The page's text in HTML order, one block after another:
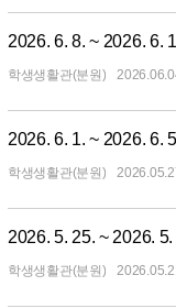
2026. 6. 8. ~ 2026. 6.
학생생활관(분원)
2026. 6. 1. ~ 2026. 6.
학생생활관(분원)
2026. 5. 25. ~ 2026.
학생생활관(분원)